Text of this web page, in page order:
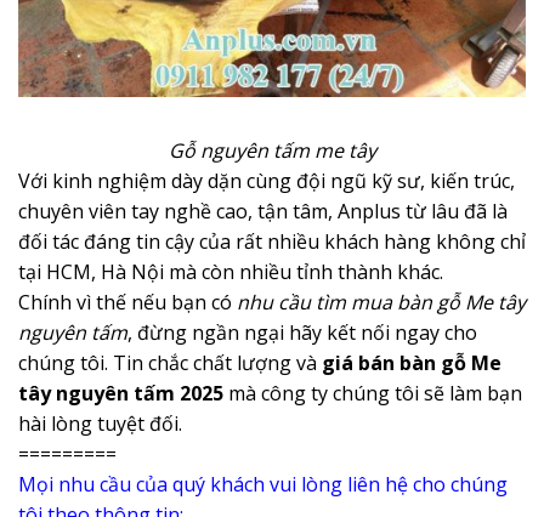
Gỗ nguyên tấm me tây
Với kinh nghiệm dày dặn cùng đội ngũ kỹ sư, kiến trúc,
chuyên viên tay nghề cao, tận tâm, Anplus từ lâu đã là
đối tác đáng tin cậy của rất nhiều khách hàng không chỉ
tại HCM, Hà Nội mà còn nhiều tỉnh thành khác.
Chính vì thế nếu bạn có nhu cầu tìm mua bàn gỗ Me tây
nguyên tấm, đừng ngần ngại hãy kết nối ngay cho
chúng tôi. Tin chắc chất lượng và giá bán bàn gỗ Me
tây nguyên tấm 2025 mà công ty chúng tôi sẽ làm bạn
hài lòng tuyệt đối.
=========
Mọi nhu cầu của quý khách vui lòng liên hệ cho chúng